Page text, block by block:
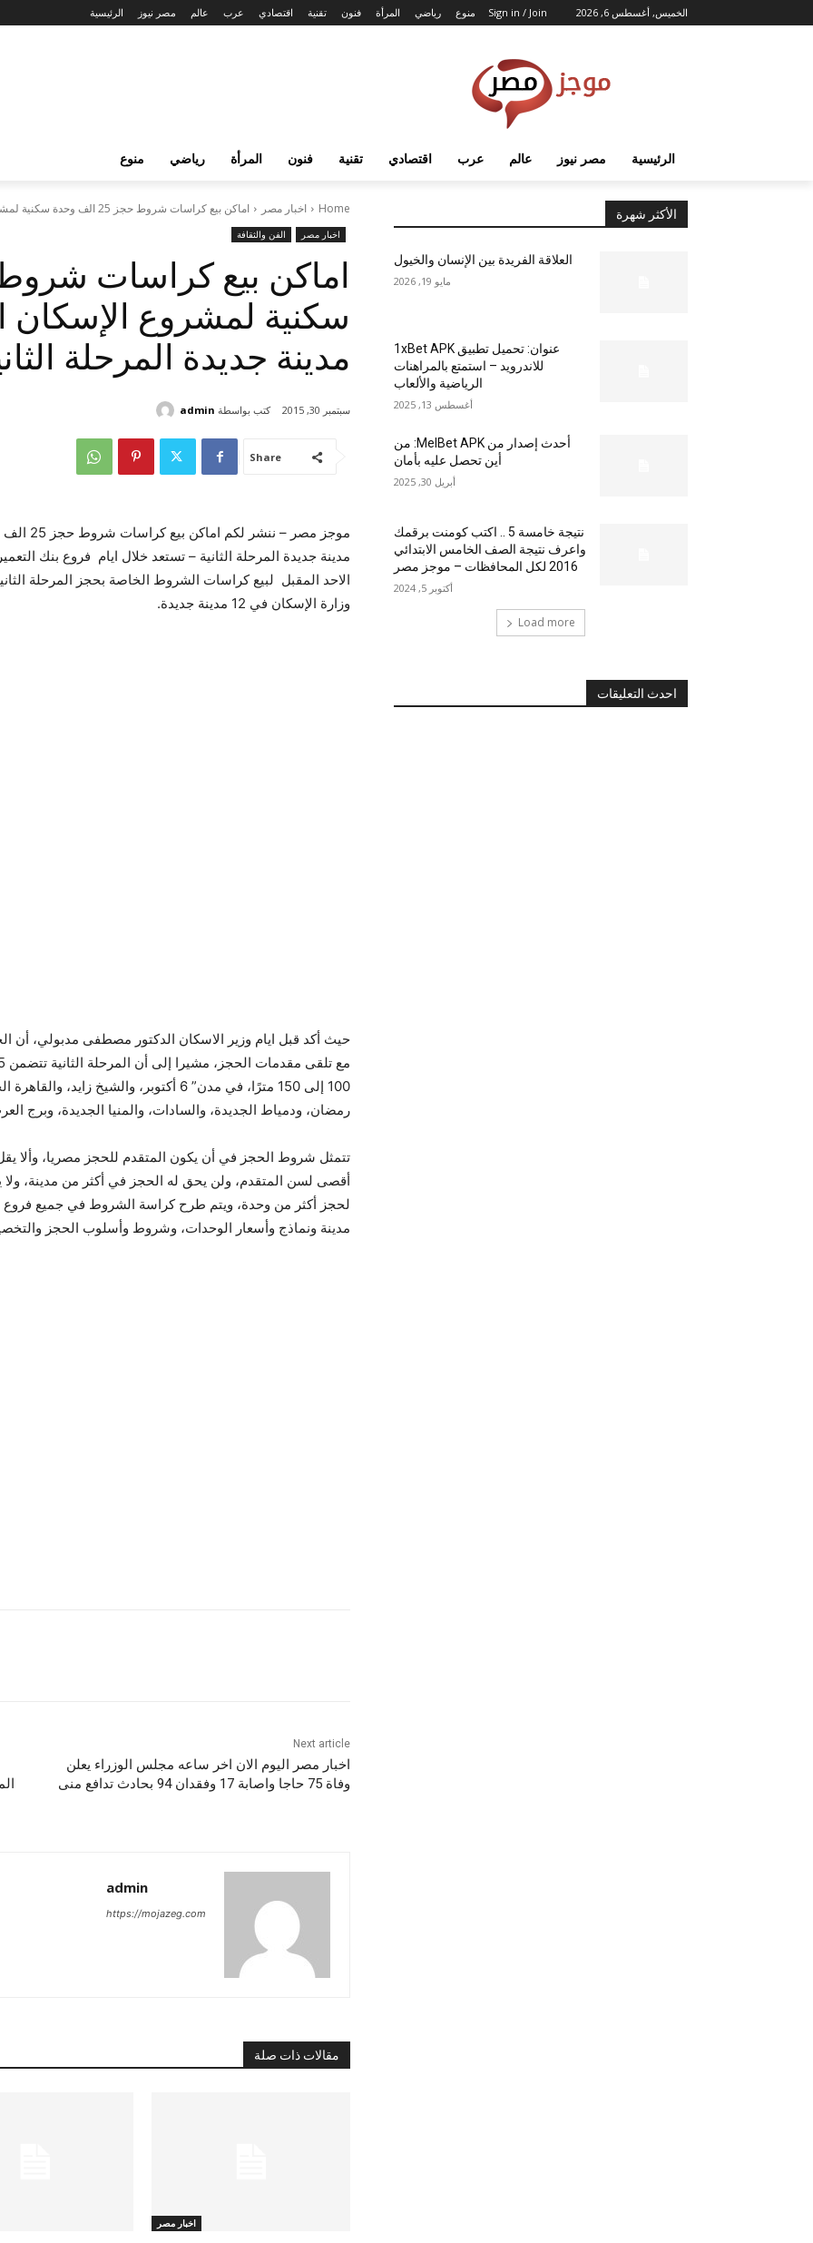
الخميس, أغسطس 6, 2026 Sign in / Join الرئيسية مصر نيوز عالم عرب اقتصادي تقنية فنون المرأة رياضي منوع
الرئيسية مصر نيوز عالم عرب اقتصادي تقنية فنون المرأة رياضي منوع
Home اخبار مصر اماكن بيع كراسات شروط حجز 25 الف وحدة سكنية لمشروع الإسكان المتوسط...
اخبار مصر الفن والثقافة
مدينة جديدة المرحلة
سبتمبر 30, 2015 كتب بواسطة admin
Share
مدينة جديدة المرحلة الثانية – تستعد خلال ايام فروع بنك
الاحد المقبل لبيع كراسات الشروط الخاصة بحجز المرحلة
وزارة الإسكان في 12 مدينة جديدة.
100 إلى 150 مترًا، في مدن” 6 أكتوبر،
رمضان، ودمياط الجديدة، والسادات، والمنيا الجديدة، وبرج العرب
أقصى لسن المتقدم، ولن يحق له الحجز في أكثر من مدينة، ولا
لحجز أكثر من وحدة، ويتم طرح كراسة الشروط في جميع فروع
مدينة ونماذج وأسعار الوحدات، وشروط وأسلوب الحجز
Next article
اخبار مصر اليوم الان اخر ساعه مجلس الوزراء يعلن
وفاة 75 حاجا واصابة 17 وفقدان 94 بحادث تدافع منى
admin
https://mojazeg.com
مقالات ذات صلة
اخبار مصر
الأكثر شهرة
العلاقة الفريدة بين الإنسان والخيول
مايو 19, 2026
عنوان: تحميل تطبيق 1xBet APK
للاندرويد – استمتع بالمراهنات
الرياضية والألعاب
أغسطس 13, 2025
أحدث إصدار من MelBet APK: من
أين تحصل عليه بأمان
أبريل 30, 2025
نتيجة خامسة 5 .. اكتب كومنت برقمك
واعرف نتيجة الصف الخامس الابتدائي
2016 لكل المحافظات – موجز مصر
أكتوبر 5, 2024
Load more
احدث التعليقات